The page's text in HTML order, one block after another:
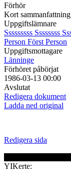
Förhör
Kort sammanfattning
Uppgiftslämnare
Sssssssss Ssssssss
Person Först Person
Uppgiftsmottagare
Länninge
Förhöret påbörjat
1986-03-13 00:00
Avslutat
Redigera dokument
Ladda ned original
Redigera sida
YIKerte: